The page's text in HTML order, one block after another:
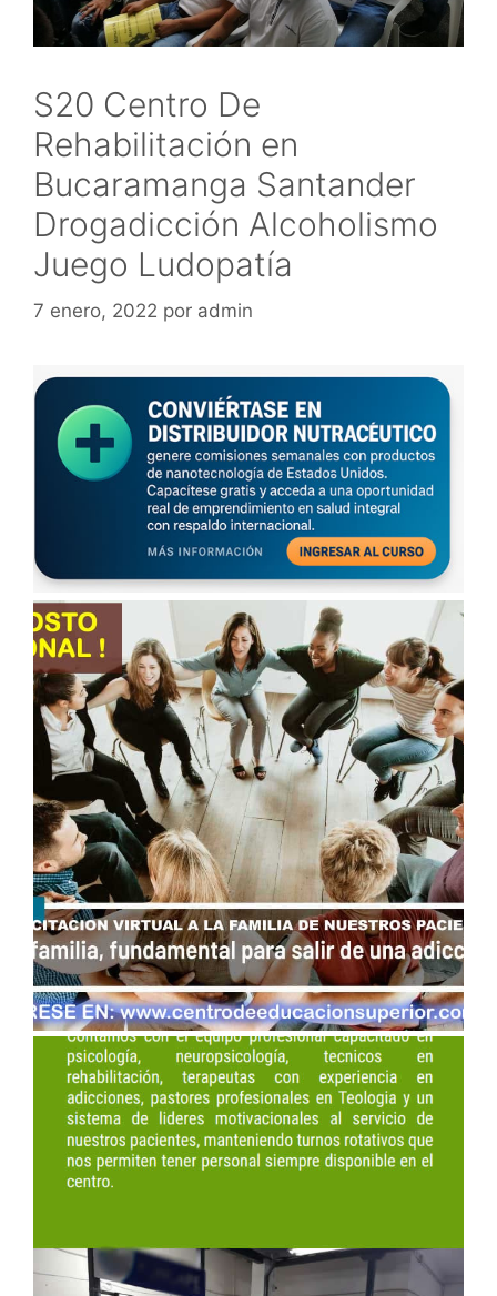
S20 Centro De
Rehabilitación en
Bucaramanga Santander
Drogadicción Alcoholismo
Juego Ludopatía
7 enero, 2022 por admin